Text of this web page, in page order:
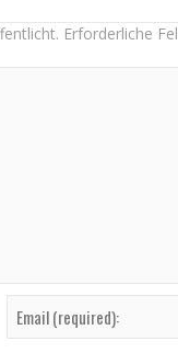
Erforderliche